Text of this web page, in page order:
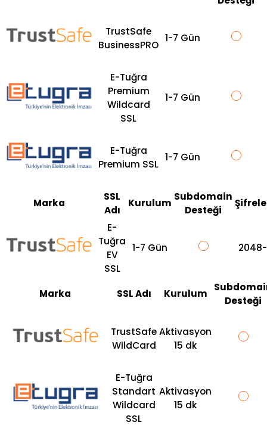
TrustSafe
BusinessPRO
1-7 Gün
E-Tuğra
Premium
Wildcard
SSL
1-7 Gün
E-Tuğra
Premium SSL
1-7 Gün
Marka
SSL
Adı
Kurulum
Subdomain
Desteği
E-
Tuğra
EV
SSL
1-7 Gün
Marka SSL Adı Kurulum
Desteği
TrustSafe
WildCard
Aktivasyon
15 dk
E-Tuğra
Standart
Wildcard
SSL
Aktivasyon
15 dk